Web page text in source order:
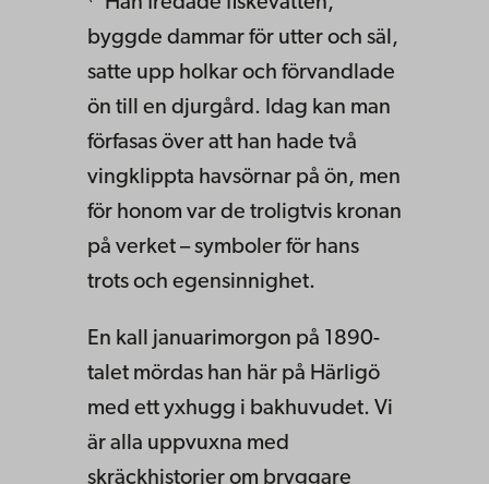
byggde dammar för utter och säl,
satte upp holkar och förvandlade
ön till en djurgård. Idag kan man
förfasas över att han hade två
vingklippta havsörnar på ön, men
för honom var de troligtvis kronan
på verket – symboler för hans
trots och egensinnighet.
En kall januarimorgon på 1890-
talet mördas han här på Härligö
med ett yxhugg i bakhuvudet. Vi
är alla uppvuxna med
skräckhistorier om bryggare